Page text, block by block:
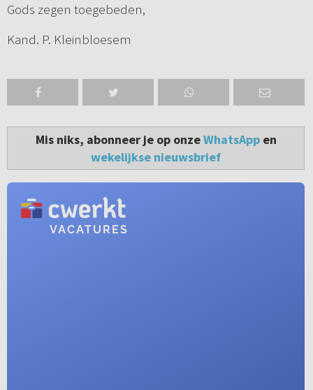
Gods zegen toegebeden,
Kand. P. Kleinbloesem
Mis niks, abonneer je op onzeWhatsAppen
wekelijkse nieuwsbrief